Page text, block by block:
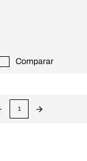
Comparar
1